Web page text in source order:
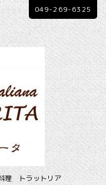
理 トラットリア
049-269-6325